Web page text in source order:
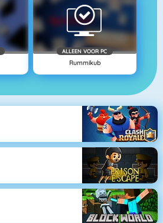
ALLEEN VOOR PC
Rummikub